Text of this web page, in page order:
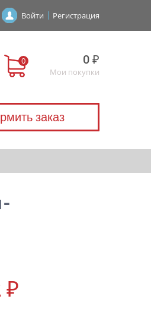
Войти Регистрация
0 ₽
Мои покупки
заказ
₽